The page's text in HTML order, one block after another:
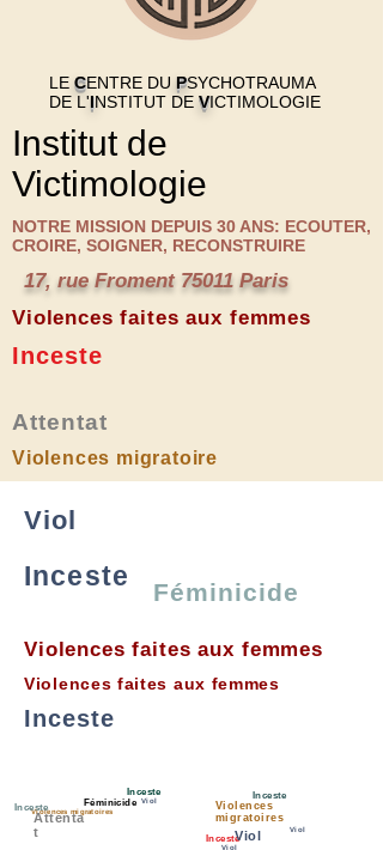
LE CENTRE DU PSYCHOTRAUMA
DE L'INSTITUT DE VICTIMOLOGIE
Institut de
Victimologie
NOTRE MISSION DEPUIS 30 ANS: ECOUTER,
CROIRE, SOIGNER, RECONSTRUIRE
17, rue Froment 75011 Paris
Violences faites aux femmes
Inceste
Attentat
Violences migratoire
Viol
Inceste
Féminicide
Violences faites aux femmes
Violences faites aux femmes
Inceste
Inceste
Viol
Féminicide
Violences migratoires
Inceste
Attenta
t
Inceste
Violences
migratoires
Inceste
Viol
Viol Viol